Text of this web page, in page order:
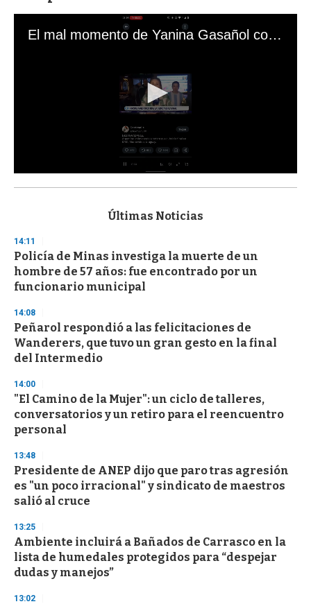
El mal momento de Yanina Gasañol con un hincha argentino en "Subrayado"
s
d
s
o
f
3
s
e
c
o
n
Últimas Noticias
14:11
Policía de Minas investiga la muerte de un
hombre de 57 años: fue encontrado por un
funcionario municipal
14:08
Peñarol respondió a las felicitaciones de
Wanderers, que tuvo un gran gesto en la final
del Intermedio
14:00
"El Camino de la Mujer": un ciclo de talleres,
conversatorios y un retiro para el reencuentro
personal
13:48
Presidente de ANEP dijo que paro tras agresión
es "un poco irracional" y sindicato de maestros
salió al cruce
13:25
Ambiente incluirá a Bañados de Carrasco en la
lista de humedales protegidos para “despejar
dudas y manejos”
13:02